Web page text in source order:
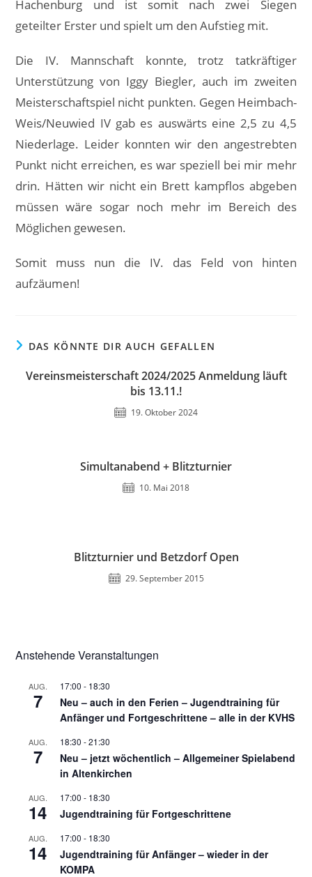
Hachenburg und ist somit nach zwei Siegen
geteilter Erster und spielt um den Aufstieg mit.
Die IV. Mannschaft konnte, trotz tatkräftiger
Unterstützung von Iggy Biegler, auch im zweiten
Meisterschaftspiel nicht punkten. Gegen Heimbach-
Weis/Neuwied IV gab es auswärts eine 2,5 zu 4,5
Niederlage. Leider konnten wir den angestrebten
Punkt nicht erreichen, es war speziell bei mir mehr
drin. Hätten wir nicht ein Brett kampflos abgeben
müssen wäre sogar noch mehr im Bereich des
Möglichen gewesen.
Somit muss nun die IV. das Feld von hinten
aufzäumen!
DAS KÖNNTE DIR AUCH GEFALLEN
Vereinsmeisterschaft 2024/2025 Anmeldung läuft
bis 13.11.!
19. Oktober 2024
Simultanabend + Blitzturnier
10. Mai 2018
Blitzturnier und Betzdorf Open
29. September 2015
Anstehende Veranstaltungen
AUG.
7
17:00 - 18:30
Neu – auch in den Ferien – Jugendtraining für
Anfänger und Fortgeschrittene – alle in der KVHS
AUG.
7
18:30 -21:30
Neu – jetzt wöchentlich – Allgemeiner Spielabend
in Altenkirchen
AUG.
14
17:00 - 18:30
Jugendtraining für Fortgeschrittene
AUG.
14
17:00 - 18:30
Jugendtraining für Anfänger – wieder in der
KOMPA